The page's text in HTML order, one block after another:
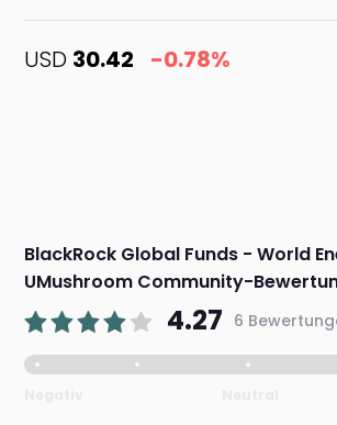
USD 30.42 -0.78%
BlackRock Global Funds - World
UMushroom Community-
4.27 6